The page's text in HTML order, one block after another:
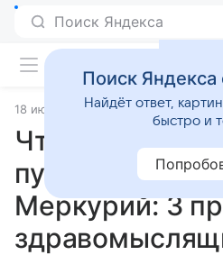
Поиск Яндекса
18 июня 2026 Источник:
Что делать,
пугает
Меркурий: 3
Поиск Яндекса
Найдёт ответ,
быстро и